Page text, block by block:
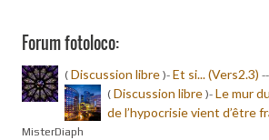
Forum fotoloco:
( Discussion libre )- Et si... (Vers2.3) -
( Discussion libre )- Le mur
de l’hypocrisie vient d’être
MisterDiaph